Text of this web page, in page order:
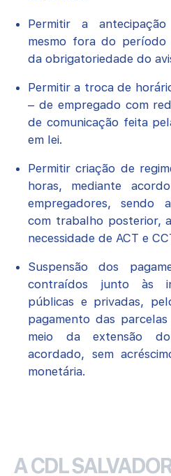
Permitir a
mesmo fora do período
da obrigatoriedade do
Permitir a troca de
– de empregado com
de comunicação feita
em lei.
Permitir criação de
horas, mediante
empregadores, sendo
com trabalho posterior,
necessidade de ACT e
Suspensão dos
contraídos junto às
públicas e privadas,
pagamento das
meio da extensão
acordado, sem
monetária.
A CDL